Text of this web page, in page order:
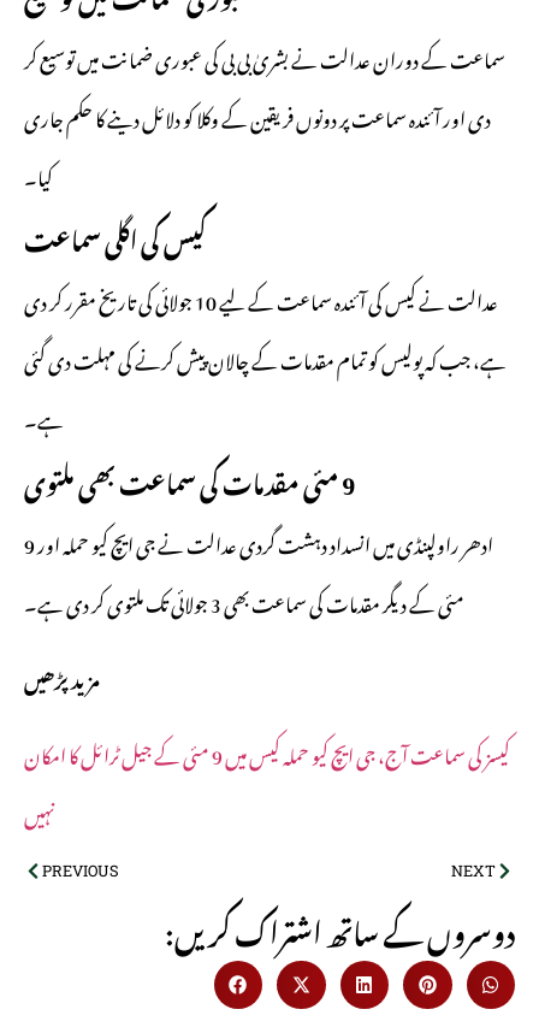
سماعت کے دوران عدالت نے بشریٰ بی بی کی عبوری ضمانت میں توسیع کر
دی اور آئندہ سماعت پر دونوں فریقین کے وکلا کو دلائل دینے کا حکم جاری
کیا۔
کیس کی اگلی سماعت
عدالت نے کیس کی آئندہ سماعت کے لیے 10 جولائی کی تاریخ مقرر کر دی
ہے، جب کہ پولیس کو تمام مقدمات کے چالان پیش کرنے کی مہلت دی گئی
ہے۔
9 مئی مقدمات کی سماعت بھی ملتوی
ادھر راولپنڈی میں انسداد دہشت گردی عدالت نے جی ایچ کیو حملہ اور 9
مئی کے دیگر مقدمات کی سماعت بھی 3 جولائی تک ملتوی کر دی ہے۔
مزید پڑھیں
کیسز کی سماعت آج، جی ایچ کیو حملہ کیس میں 9 مئی کے جیل ٹرائل کا امکان
نہیں
PREVIOUS NEXT
:دوسروں کے ساتھ اشتراک کریں